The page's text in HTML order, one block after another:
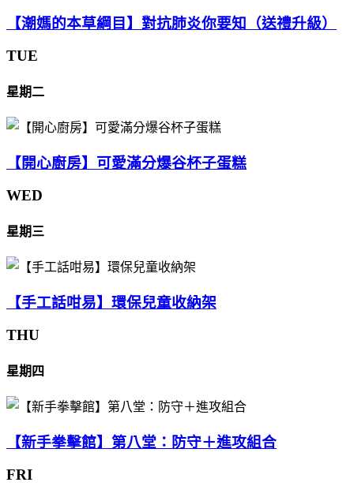
【潮媽的本草綱目】對抗肺炎你要知（送禮升級）
TUE
星期二
【開心廚房】可愛滿分爆谷杯子蛋糕
WED
星期三
【手工話咁易】環保兒童收納架
THU
星期四
【新手拳擊館】第八堂：防守＋進攻組合
FRI